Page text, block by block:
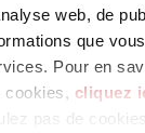
web, de
que
Pour en
cookies, cliquez
pas de
- Italy
e P.IVA